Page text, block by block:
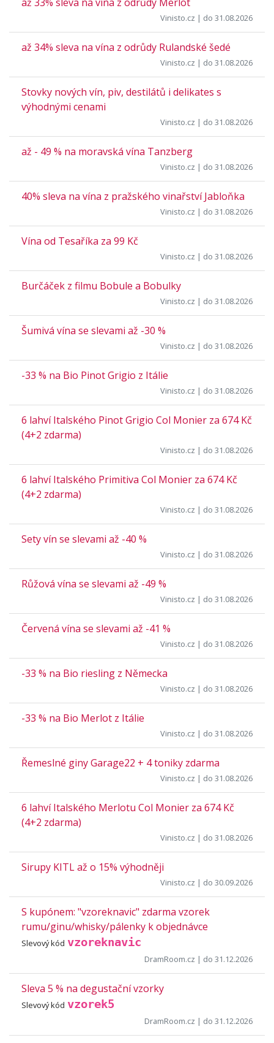
Vinisto.cz | do 31.08.2026
až 34% sleva na vína z odrůdy Rulandské šedé
Vinisto.cz | do 31.08.2026
Stovky nových vín, piv, destilátů i delikates s
výhodnými cenami
Vinisto.cz | do 31.08.2026
až - 49 % na moravská vína Tanzberg
Vinisto.cz | do 31.08.2026
40% sleva na vína z pražského vinařství Jabloňka
Vinisto.cz | do 31.08.2026
Vína od Tesaříka za 99 Kč
Vinisto.cz | do 31.08.2026
Burčáček z filmu Bobule a Bobulky
Vinisto.cz | do 31.08.2026
Šumivá vína se slevami až -30 %
Vinisto.cz | do 31.08.2026
-33 % na Bio Pinot Grigio z Itálie
Vinisto.cz | do 31.08.2026
6 lahví Italského Pinot Grigio Col Monier za 674 Kč
(4+2 zdarma)
Vinisto.cz | do 31.08.2026
6 lahví Italského Primitiva Col Monier za 674 Kč
(4+2 zdarma)
Vinisto.cz | do 31.08.2026
Sety vín se slevami až -40 %
Vinisto.cz | do 31.08.2026
Růžová vína se slevami až -49 %
Vinisto.cz | do 31.08.2026
Červená vína se slevami až -41 %
Vinisto.cz | do 31.08.2026
-33 % na Bio riesling z Německa
Vinisto.cz | do 31.08.2026
-33 % na Bio Merlot z Itálie
Vinisto.cz | do 31.08.2026
Řemeslné giny Garage22 + 4 toniky zdarma
Vinisto.cz | do 31.08.2026
6 lahví Italského Merlotu Col Monier za 674 Kč
(4+2 zdarma)
Vinisto.cz | do 31.08.2026
Sirupy KITL až o 15% výhodněji
Vinisto.cz | do 30.09.2026
S kupónem: "vzoreknavic" zdarma vzorek
rumu/ginu/whisky/pálenky k objednávce
Slevový kód vzoreknavic
DramRoom.cz | do 31.12.2026
Sleva 5 % na degustační vzorky
Slevový kód vzorek5
DramRoom.cz | do 31.12.2026